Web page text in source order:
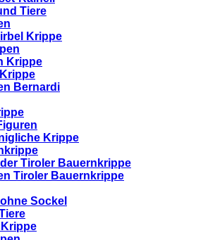
Tiere
Krippe
Krippe
Bernardi
Krippe
Tiroler Bauernkrippe
Tiroler Bauernkrippe
Sockel